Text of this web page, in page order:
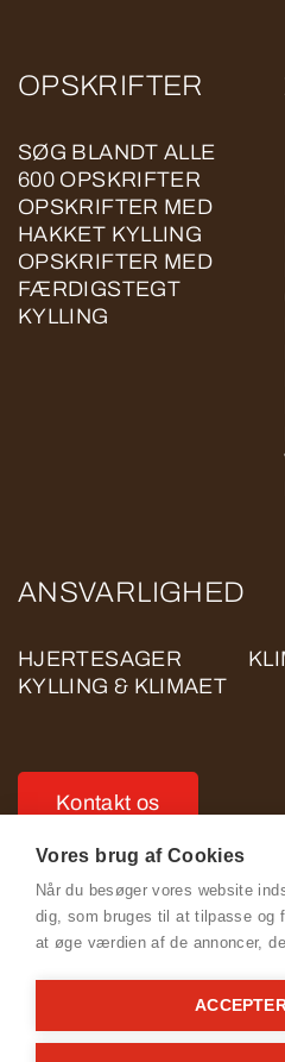
OPSKRIFTER
SØG BLANDT ALLE
600 OPSKRIFTER
OPSKRIFTER MED
HAKKET KYLLING
OPSKRIFTER MED
FÆRDIGSTEGT
KYLLING
ANSVARLIGHED
HJERTESAGER
KYLLING & KLIMAET
Kontakt os
Cookie- og privatlivspolitik for
Vores brug af Cookies
Når du besøger vores website
dig, som bruges til at tilpasse og
at øge værdien af de annoncer,